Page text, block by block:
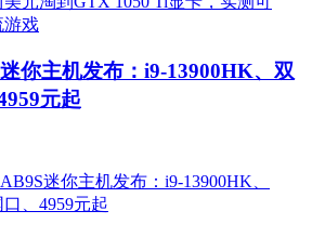
你主机发布：i9-13900HK、双
元起